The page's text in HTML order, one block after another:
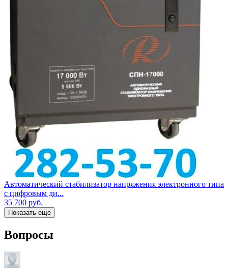
Автоматический стабилизатор напряжения электронного типа
с цифровым ди...
35 700 руб.
Показать еще
Вопросы